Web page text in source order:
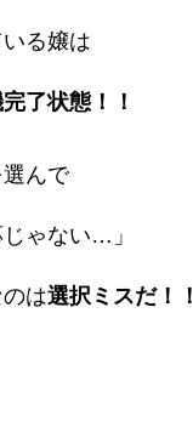
る嬢は
了状態！！
んで
じゃない…」
は選択ミスだ！！